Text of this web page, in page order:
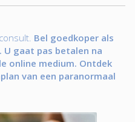
Bel goedkoper als
gaat pas betalen na
online medium. Ontdek
van een paranormaal